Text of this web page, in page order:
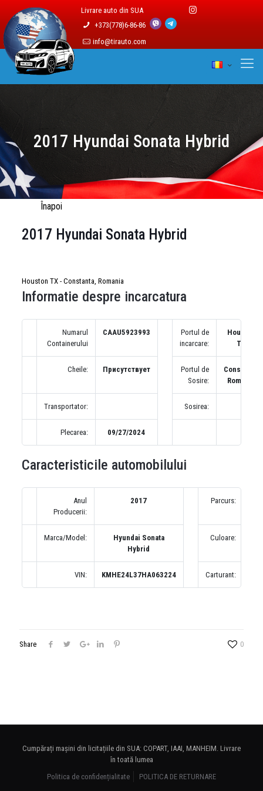
Livrare auto din SUA
+373(778)6-86-86
info@tirauto.com
2017 Hyundai Sonata Hybrid
Înapoi
2017 Hyundai Sonata Hybrid
Houston TX - Constanta, Romania
Informatie despre incarcatura
Numarul
Containerului
CAAU5923993
Portul de
incarcare:
Houston
TX
Cheile: Присутствует
Portul de
Sosire:
Constanta,
Romania
Transportator: Sosirea:
Plecarea: 09/27/2024
Caracteristicile automobilului
Anul
Producerii:
2017 Parcurs:
Marca/Model:
Hyundai Sonata
Hybrid
Culoare:
VIN: KMHE24L37HA063224 Carturant:
Share 0
Cumpărați mașini din licitațiile din SUA: COPART, IAAI, MANHEIM. Livrare
în toată lumea
Politica de confidențialitate
POLITICA DE RETURNARE